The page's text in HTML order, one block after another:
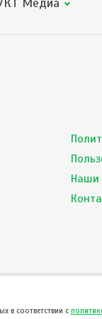
Наши
в соответствии с